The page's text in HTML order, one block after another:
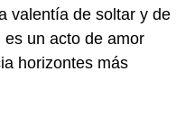
valentía de soltar y de
es un acto de amor
horizontes más